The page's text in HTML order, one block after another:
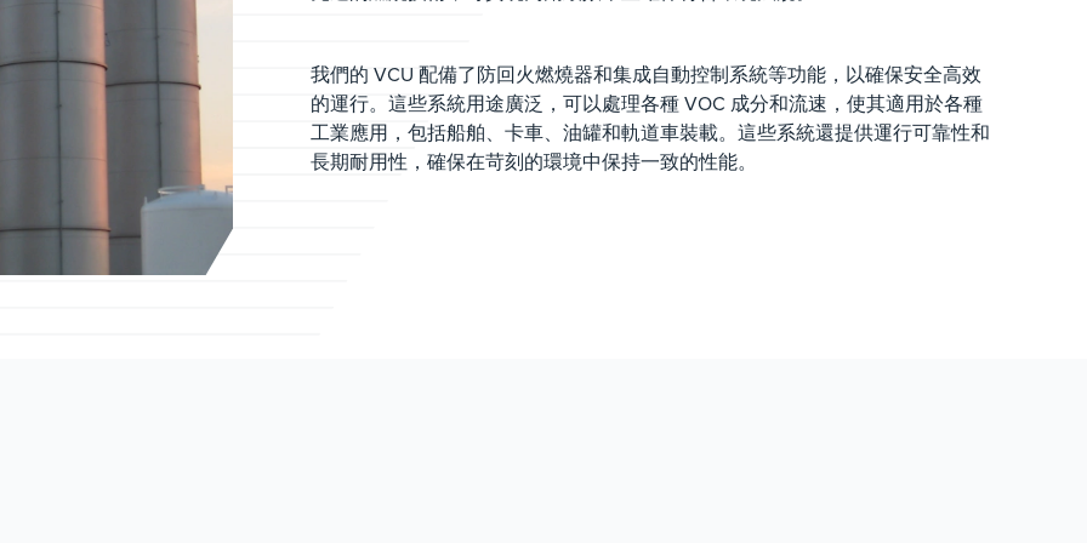
我們的 VCU 配備了防回火燃燒器和集成自動控制系統等功能，以確保安全高效
的運行。這些系統用途廣泛，可以處理各種 VOC 成分和流速，使其適用於各種
工業應用，包括船舶、卡車、油罐和軌道車裝載。這些系統還提供運行可靠性和
長期耐用性，確保在苛刻的環境中保持一致的性能。